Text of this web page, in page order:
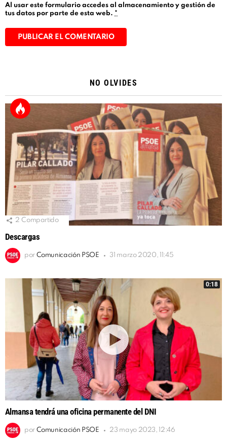
Al usar este formulario accedes al almacenamiento y gestión de
tus datos por parte de esta web. *
NO OLVIDES
2 Compartido
Descargas
por Comunicación PSOE 31 marzo 2020, 11:45
0:18
Almansa tendrá una oficina permanente del DNI
por Comunicación PSOE 23 mayo 2023, 12:46